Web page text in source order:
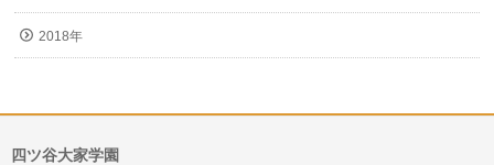
2018年
四ツ谷大家学園